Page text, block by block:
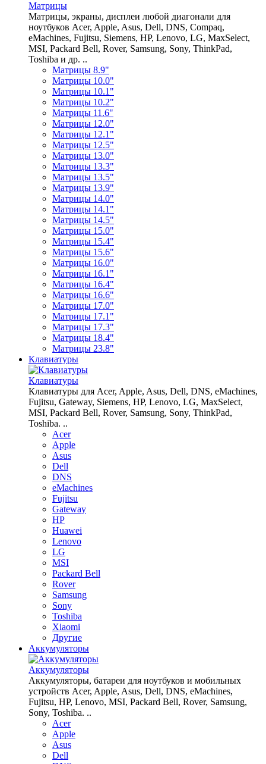
Матрицы
Матрицы, экраны, дисплеи любой диагонали для
ноутбуков Acer, Apple, Asus, Dell, DNS, Compaq,
eMachines, Fujitsu, Siemens, HP, Lenovo, LG, MaxSelect,
MSI, Packard Bell, Rover, Samsung, Sony, ThinkPad,
Toshiba и др. ..
Матрицы 8.9"
Матрицы 10.0"
Матрицы 10.1"
Матрицы 10.2"
Матрицы 11.6"
Матрицы 12.0"
Матрицы 12.1"
Матрицы 12.5"
Матрицы 13.0"
Матрицы 13.3"
Матрицы 13.5"
Матрицы 13.9"
Матрицы 14.0"
Матрицы 14.1"
Матрицы 14.5"
Матрицы 15.0"
Матрицы 15.4"
Матрицы 15.6"
Матрицы 16.0"
Матрицы 16.1"
Матрицы 16.4"
Матрицы 16.6"
Матрицы 17.0"
Матрицы 17.1"
Матрицы 17.3"
Матрицы 18.4"
Матрицы 23.8"
Клавиатуры
Клавиатуры
Клавиатуры для Acer, Apple, Asus, Dell, DNS, eMachines,
Fujitsu, Gateway, Siemens, HP, Lenovo, LG, MaxSelect,
MSI, Packard Bell, Rover, Samsung, Sony, ThinkPad,
Toshiba. ..
Acer
Apple
Asus
Dell
DNS
eMachines
Fujitsu
Gateway
HP
Huawei
Lenovo
LG
MSI
Packard Bell
Rover
Samsung
Sony
Toshiba
Xiaomi
Другие
Аккумуляторы
Аккумуляторы
Аккумуляторы, батареи для ноутбуков и мобильных
устройств Acer, Apple, Asus, Dell, DNS, eMachines,
Fujitsu, HP, Lenovo, MSI, Packard Bell, Rover, Samsung,
Sony, Toshiba. ..
Acer
Apple
Asus
Dell